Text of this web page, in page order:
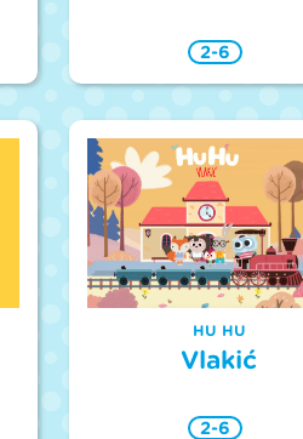
2-6
HU HU
Vlakić
2-6